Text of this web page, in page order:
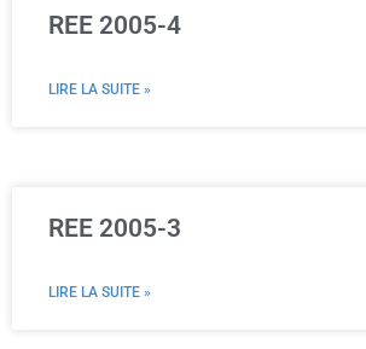
REE 2005-4
LIRE LA SUITE »
REE 2005-3
LIRE LA SUITE »